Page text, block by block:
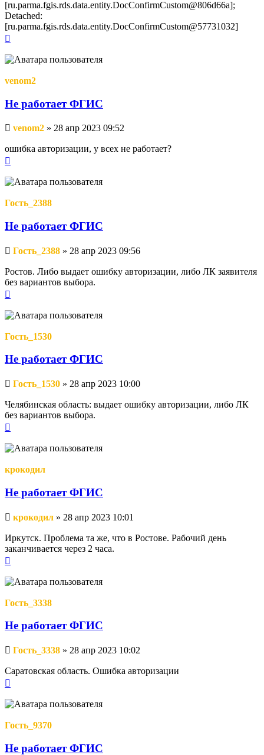
[ru.parma.fgis.rds.data.entity.DocConfirmCustom@806d66a];
Detached:
[ru.parma.fgis.rds.data.entity.DocConfirmCustom@57731032]
началу
venom2
Не работает ФГИС
Непрочитанное
venom2 » 28 апр 2023 09:52
ошибка авторизации, у всех не работает?
началу
Гость_2388
Не работает ФГИС
Непрочитанное
сообщение
Гость_2388 » 28 апр 2023 09:56
Ростов. Либо выдает ошибку авторизации, либо ЛК заявителя
без вариантов выбора.
началу
Гость_1530
Не работает ФГИС
Непрочитанное
сообщение
Гость_1530 » 28 апр 2023 10:00
Челябинская область: выдает ошибку авторизации, либо ЛК
без вариантов выбора.
началу
крокодил
Не работает ФГИС
Непрочитанное
сообщение
крокодил » 28 апр 2023 10:01
Иркутск. Проблема та же, что в Ростове. Рабочий день
заканчивается через 2 часа.
началу
Гость_3338
Не работает ФГИС
Непрочитанное
сообщение
Гость_3338 » 28 апр 2023 10:02
Саратовская область. Ошибка авторизации
началу
Гость_9370
Не работает ФГИС